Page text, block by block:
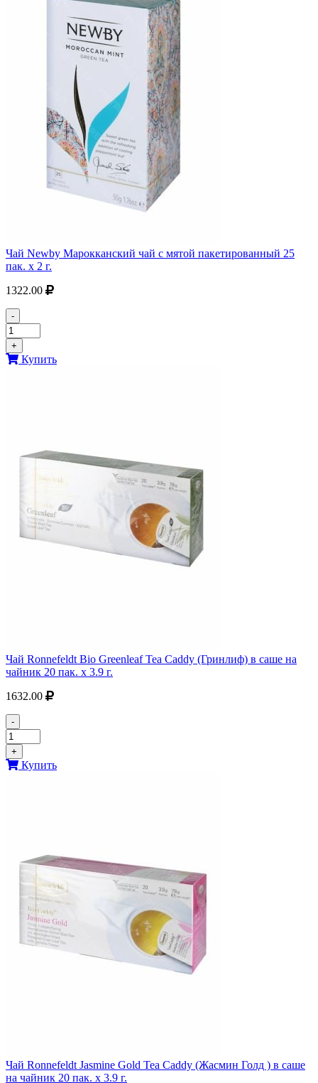
Чай Newby Марокканский чай с мятой пакетированный 25
пак. х 2 г.
1322.00
-
+
Купить
Чай Ronnefeldt Bio Greenleaf Tea Caddy (Гринлиф) в саше на
чайник 20 пак. х 3.9 г.
1632.00
-
+
Купить
Чай Ronnefeldt Jasmine Gold Tea Caddy (Жасмин Голд ) в саше
на чайник 20 пак. х 3.9 г.